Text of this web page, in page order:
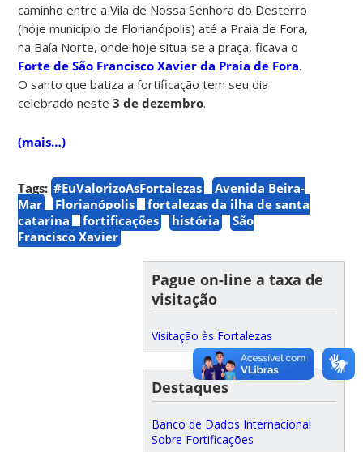
caminho entre a Vila de Nossa Senhora do Desterro
(hoje município de Florianópolis) até a Praia de Fora,
na Baía Norte, onde hoje situa-se a praça, ficava o
Forte de São Francisco Xavier da Praia de Fora.
O santo que batiza a fortificação tem seu dia
celebrado neste3 de dezembro.
(mais…)
Tags: #EuValorizoAsFortalezas
Avenida Beira-
Mar
Florianópolis
fortalezas da ilha de santa
catarina
fortificações história
São
Francisco Xavier
Pague on-line a taxa de
visitação
Visitação às Fortalezas
Destaques
Banco de Dados Internacional
Sobre Fortificações